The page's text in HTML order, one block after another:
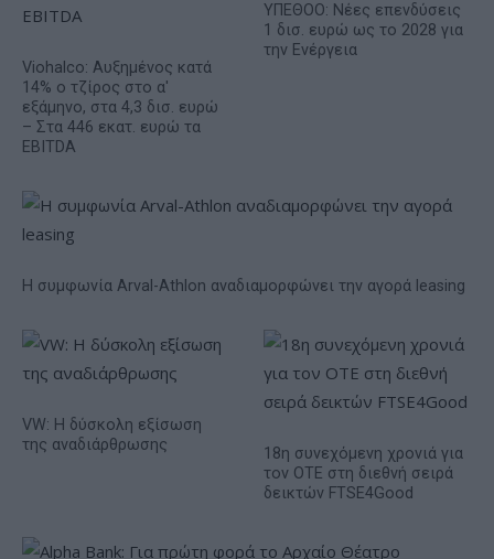
Viohalco: Αυξημένος κατά
14% ο τζίρος στο α'
εξάμηνο, στα 4,3 δισ. ευρώ
– Στα 446 εκατ. ευρώ τα
EBITDA
ΥΠΕΘΟΟ: Νέες επενδύσεις
1 δισ. ευρώ ως το 2028 για
την Ενέργεια
Η συμφωνία Arval-Athlon αναδιαμορφώνει την αγορά leasing
VW: Η δύσκολη εξίσωση
της αναδιάρθρωσης
18η συνεχόμενη χρονιά για
τον ΟΤΕ στη διεθνή σειρά
δεικτών FTSE4Good